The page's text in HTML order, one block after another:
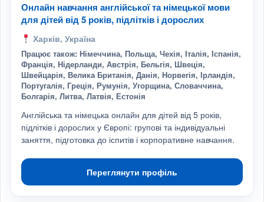
Онлайн навчання англійської та німецької мови
для дітей від 5 років, підлітків і дорослих
Харків, Україна
Працює також: Німеччина, Польща, Чехія, Італія, Іспанія,
Франція, Нідерланди, Австрія, Бельгія, Швеція,
Швейцарія, Велика Британія, Данія, Норвегія, Ірландія,
Португалія, Греція, Румунія, Угорщина, Словаччина,
Болгарія, Литва, Латвія, Естонія
Англійська та німецька онлайн для дітей від 5 років,
підлітків і дорослих у Європі: групові та індивідуальні
заняття, підготовка до іспитів і корпоративне навчання.
Переглянути профіль